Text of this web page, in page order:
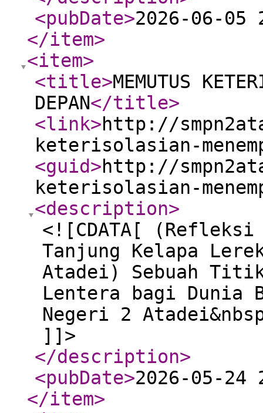
<pubDate>2026-06-05
</item>
<item>
<title>MEMUTUS
DEPAN</title>
<link>http://
keterisolasian-
<guid>http://
keterisolasian-
<description>
<![CDATA[ (Refleksi
Tanjung Kelapa
Atadei) Sebuah
Lentera bagi Dunia
Negeri 2
]]>
</description>
<pubDate>2026-05-24
</item>